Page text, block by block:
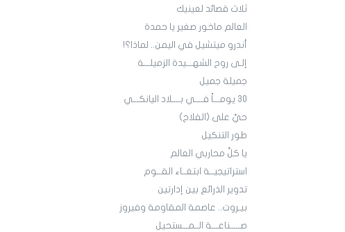
ثلاث قصائد لعينيك
العالم ماخور صغير يا حمدة
أندرو ميتشيل في اليمن.. لماذا؟!
إلـى روح الشهـــيدة الزميلـــة
جميلة جميل
30 يومـــاً فــــي بــــلاد اليانكـــي
حيَّ على (الفلاح)
طور التنكيل
يا كلَّ محاربي العالم
استراتيجيــة ابتغــاء القــوم
تدوير الذرائع بين إدارتين
بيـروت.. عاصمة المقاومة وفيروز
صـــــناعـــة الــمـــستحيل